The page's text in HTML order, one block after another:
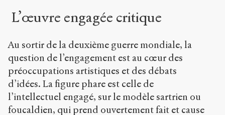
Creative
Commons
Attribution-
NonCommercial-
ShareAlike 4.0
International
(CC BY-NC-SA
4.0) Sens-Public,
L’œuvre engagée critique
Au sortir de la deuxième guerre mondiale, la
question de l’engagement est au cœur des
préoccupations artistiques et des débats
d’idées. La figure phare est celle de
l’intellectuel engagé, sur le modèle sartrien ou
foucaldien, qui prend ouvertement fait et cause